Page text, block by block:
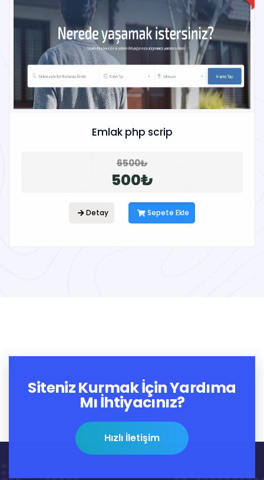
Emlak php scrip
6500₺
500₺
Detay Sepete Ekle
Siteniz Kurmak İçin Yardıma
Mı İhtiyacınız?
Hızlı İletişim